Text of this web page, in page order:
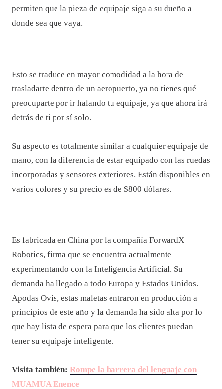
permiten que la pieza de equipaje siga a su dueño a
donde sea que vaya.
Esto se traduce en mayor comodidad a la hora de
trasladarte dentro de un aeropuerto, ya no tienes qué
preocuparte por ir halando tu equipaje, ya que ahora irá
detrás de ti por sí solo.
Su aspecto es totalmente similar a cualquier equipaje de
mano, con la diferencia de estar equipado con las ruedas
incorporadas y sensores exteriores. Están disponibles en
varios colores y su precio es de $800 dólares.
Es fabricada en China por la compañía ForwardX
Robotics, firma que se encuentra actualmente
experimentando con la Inteligencia Artificial. Su
demanda ha llegado a todo Europa y Estados Unidos.
Apodas Ovis, estas maletas entraron en producción a
principios de este año y la demanda ha sido alta por lo
que hay lista de espera para que los clientes puedan
tener su equipaje inteligente.
Visita también: Rompe la barrera del lenguaje con
MUAMUA Enence